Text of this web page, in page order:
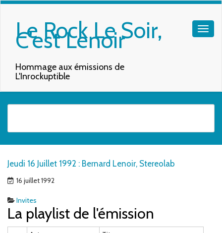
Le Rock Le Soir,
C'est Lenoir
Hommage aux émissions de
L'Inrockuptible
Jeudi 16 Juillet 1992 : Bernard Lenoir, Stereolab
16 juillet 1992
Invites
La playlist de l'émission